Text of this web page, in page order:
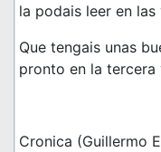
la podais leer en las
Que tengais unas
pronto en la tercera
Cronica (Guillermo